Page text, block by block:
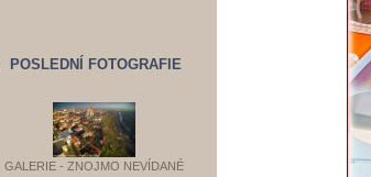
POSLEDNÍ FOTOGRAFIE
GALERIE - ZNOJMO NEVÍDANÉ